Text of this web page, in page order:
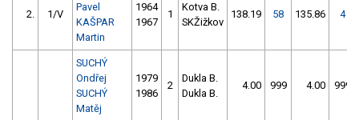
2. 1/V
Pavel
KAŠPAR
Martin
1964
1967
1
Kotva B.
SKŽižkov
138.19 58 135.86 4
SUCHÝ
Ondřej
SUCHÝ
Matěj
1979
1986
2
Dukla B.
Dukla B.
4.00 999 4.00 999